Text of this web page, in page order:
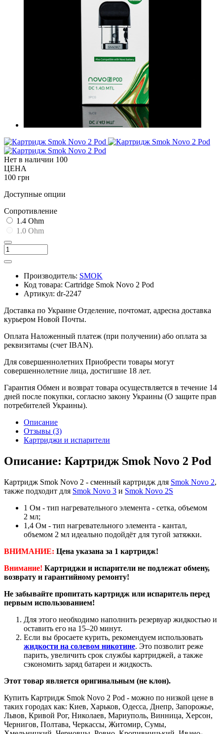
Нет в наличии 100
ЦЕНА
100 грн
Доступные опции
Cопротивление
1.4 Ohm
1.0 Ohm
Производитель: SMOK
Код товара: Cartridge Smok Novo 2 Pod
Артикул: dr-2247
Доставка по Украине Отделение, почтомат, адресна доставка
курьером Новой Почты.
Оплата Наложенный платеж (при получении) або оплата за
реквизитамы (счет IBAN).
Для совершеннолетних Приобрести товары могут
совершеннолетние лица, достигшие 18 лет.
Гарантия Обмен и возврат товара осуществляется в течение 14
дней после покупки, согласно закону Украины (О защите прав
потребителей Украины).
Описание
Отзывы (3)
Картриджи и испарители
Описание: Картридж Smok Novo 2 Pod
Картридж Smok Novo 2 - сменный картридж для Smok Novo 2,
также подходит для Smok Novo 3 и Smok Novo 2S
1 Ом - тип нагревательного элемента - сетка, объемом
2 мл;
1,4 Ом - тип нагревательного элемента - кантал,
объемом 2 мл идеально подойдёт для тугой затяжки.
ВНИМАНИЕ: Цена указана за 1 картридж!
Внимание! Картриджи и испарители не подлежат обмену,
возврату и гарантийному ремонту!
Не забывайте пропитать картридж или испаритель перед
первым использованием!
Для этого необходимо наполнить резервуар жидкостью и
оставить его на 15–20 минут.
Если вы бросаете курить, рекомендуем использовать
жидкости на солевом никотине. Это позволит реже
парить, увеличить срок службы картриджей, а также
сэкономить заряд батареи и жидкость.
Этот товар является оригинальным (не клон).
Купить Картридж Smok Novo 2 Pod - можно по низкой цене в
таких городах как: Киев, Харьков, Одесса, Днепр, Запорожье,
Львов, Кривой Рог, Николаев, Мариуполь, Винница, Херсон,
Чернигов, Полтава, Черкассы, Житомир, Сумы,